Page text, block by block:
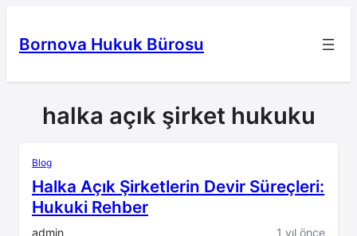
geçBornova Hukuk Bürosu
halka açık şirket hukuku
Blog
Halka Açık Şirketlerin Devir Süreçleri:
Hukuki Rehber
admin 1 yıl önce